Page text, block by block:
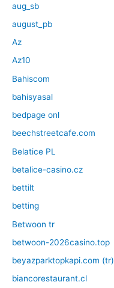
aug_sb
august_pb
Az
Az10
Bahiscom
bahisyasal
bedpage onl
beechstreetcafe.com
Belatice PL
betalice-casino.cz
bettilt
betting
Betwoon tr
betwoon-2026casino.top
beyazparktopkapi.com (tr)
biancorestaurant.cl